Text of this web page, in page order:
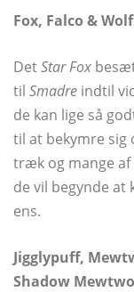
Fox, Falco &
DetStar Fox
til Smadre indtil
de kan lige så
til at bekymre sig
træk og mange af
de vil begynde at
ens.
Jigglypuff,
Shadow